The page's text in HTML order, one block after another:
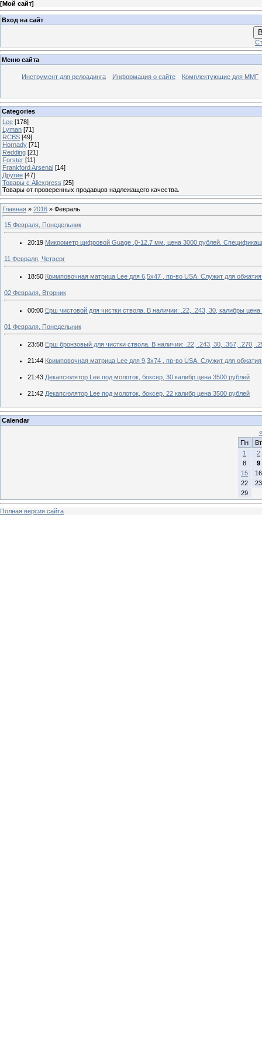
[Мой сайт]
Вход на сайт
Меню сайта
Инструмент для релоадинга Информация о сайте Комплектующие для ММГ
Categories
Lee [178]
Lyman [71]
RCBS [49]
Hornady [71]
Redding [21]
Forster [11]
Frankford Arsenal [14]
Другие [47]
Товары с Aliexpress [25]
Товары от проверенных продавцов надлежащего качества.
Главная » 2016 » Февраль
15 Февраля, Понедельник
20:19 Микрометр цифровой Guage ,0-12.7 мм, цена 3000 рублей.
11 Февраля, Четверг
18:50 Кримповочная матрица Lee для 6,5х47 , пр-во USA. Служит для
02 Февраля, Вторник
00:00 Ерш чистовой для чистки ствола. В наличии: .22, .243, 30, калибры цена
01 Февраля, Понедельник
23:58 Ерш бронзовый для чистки ствола. В наличии: .22, .243, 30, .357, .270,
21:44 Кримповочная матрица Lee для 9,3х74 , пр-во USA. Служит для
21:43 Декапсюлятор Lee под молоток, боксер, 30 калибр цена 3500 рублей
21:42 Декапсюлятор Lee под молоток, боксер, 22 калибр цена 3500 рублей
Calendar
«
Пн
Вт
1
2
8
9
15
16
22
23
29
Полная версия сайта